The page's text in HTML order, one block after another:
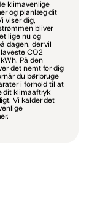
klimavenlige
og planlæg dit
viser dig,
bliver
lige nu og
dagen, der vil
CO2
På den
det nemt for dig
du bør bruge
i forhold til at
dit klimaaftryk
Vi kalder det